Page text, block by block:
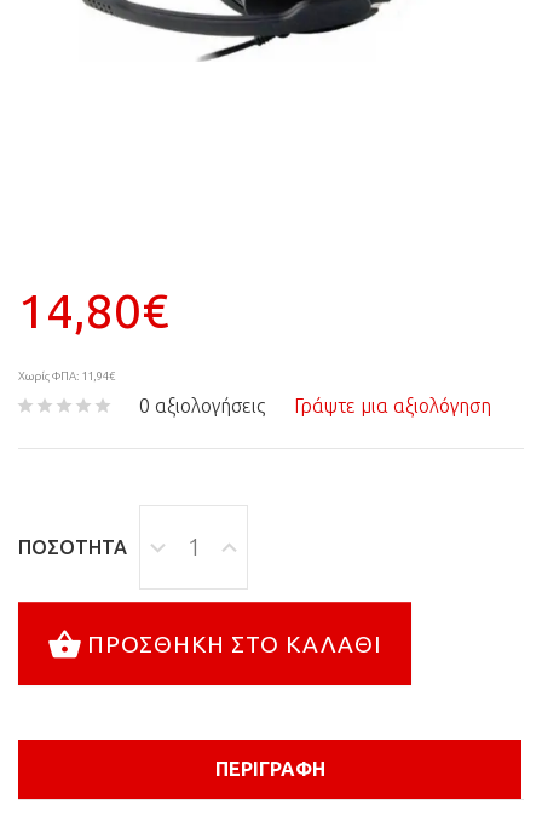
14,80€
Χωρίς ΦΠΑ: 11,94€
0 αξιολογήσεις Γράψτε μια αξιολόγηση
ΠΟΣΌΤΗΤΑ
ΠΡΟΣΘΉΚΗ ΣΤΟ ΚΑΛΆΘΙ
ΠΕΡΙΓΡΑΦΉ